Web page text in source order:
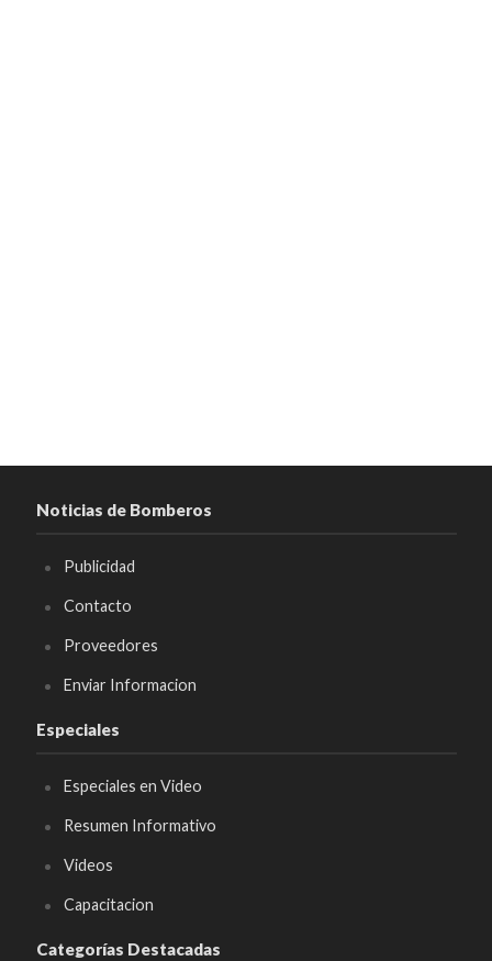
Noticias de Bomberos
Publicidad
Contacto
Proveedores
Enviar Informacion
Especiales
Especiales en Video
Resumen Informativo
Videos
Capacitacion
Categorías Destacadas